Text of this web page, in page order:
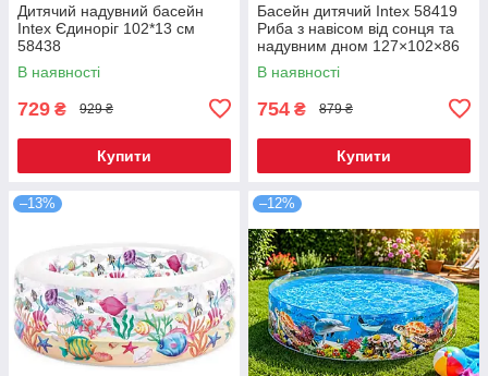
Дитячий надувний басейн
Intex Єдиноріг 102*13 см
58438
В наявності
729 ₴ 929 ₴
Купити
Басейн дитячий Intex 58419
Риба з навісом від сонця та
надувним дном 127×102×86
см
В наявності
754 ₴ 879 ₴
Купити
–13% –12%